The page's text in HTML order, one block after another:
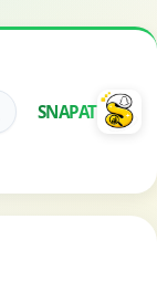
SNAPAT